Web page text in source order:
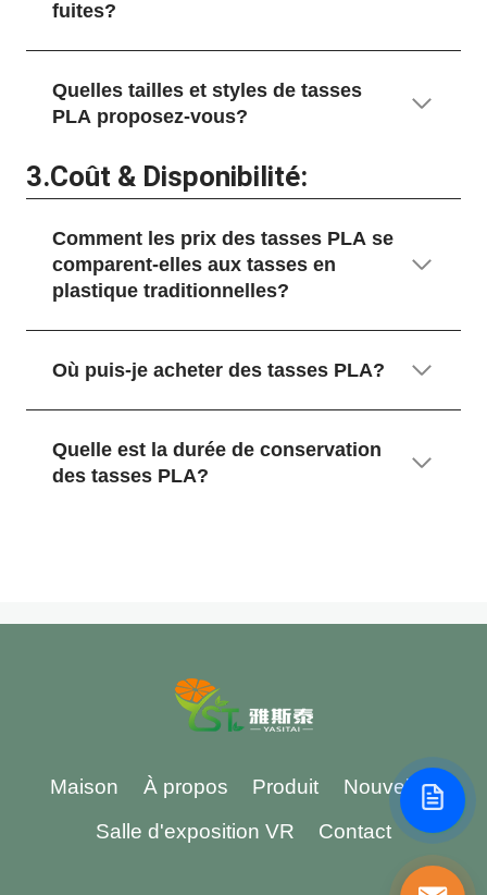
fuites?
Quelles tailles et styles de tasses
PLA proposez-vous?
3.Coût & Disponibilité:
Comment les prix des tasses PLA se
comparent-elles aux tasses en
plastique traditionnelles?
Où puis-je acheter des tasses PLA?
Quelle est la durée de conservation
des tasses PLA?
Maison À propos Produit
Nouvelles
Salle d'exposition VR
Contact